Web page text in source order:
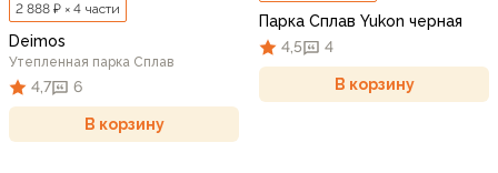
2 888 ₽ × 4 части
Deimos
Утепленная парка Сплав
4,7 6
В корзину
Парка Сплав Yukon черная
4,5
4
В корзину